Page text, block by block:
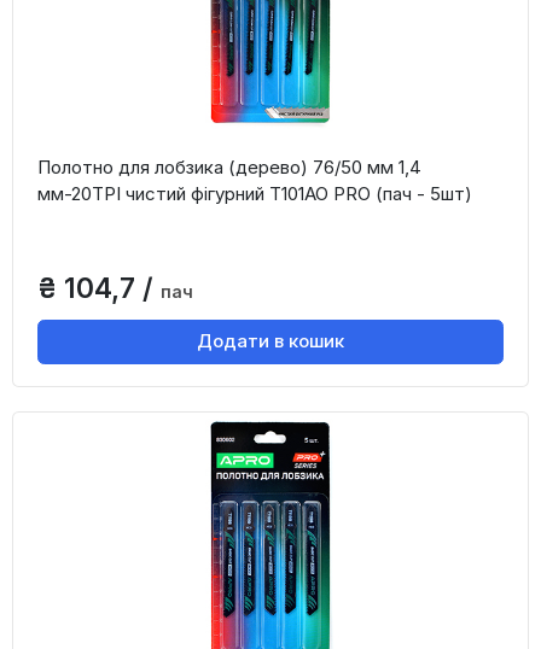
Полотно для лобзика (дерево) 76/50 мм 1,4
мм-20TPI чистий фігурний T101AO PRO (пач - 5шт)
₴ 104,7 / пач
Додати в кошик